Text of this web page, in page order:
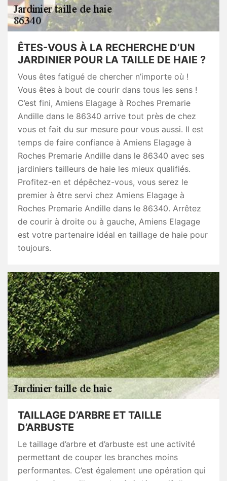
ÊTES-VOUS À LA RECHERCHE D’UN
JARDINIER POUR LA TAILLE DE HAIE ?
Vous êtes fatigué de chercher n’importe où !
Vous êtes à bout de courir dans tous les sens !
C’est fini, Amiens Elagage à Roches Premarie
Andille dans le 86340 arrive tout près de chez
vous et fait du sur mesure pour vous aussi. Il est
temps de faire confiance à Amiens Elagage à
Roches Premarie Andille dans le 86340 avec ses
jardiniers tailleurs de haie les mieux qualifiés.
Profitez-en et dépêchez-vous, vous serez le
premier à être servi chez Amiens Elagage à
Roches Premarie Andille dans le 86340. Arrêtez
de courir à droite ou à gauche, Amiens Elagage
est votre partenaire idéal en taillage de haie pour
toujours.
TAILLAGE D’ARBRE ET TAILLE
D’ARBUSTE
Le taillage d’arbre et d’arbuste est une activité
permettant de couper les branches moins
performantes. C’est également une opération qui